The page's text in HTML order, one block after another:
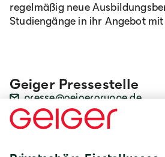
Geiger Pressestelle
presse@geigergruppe.de
+49 8322 18-171
regelmäßig neue
Studiengänge in ihr Angebot